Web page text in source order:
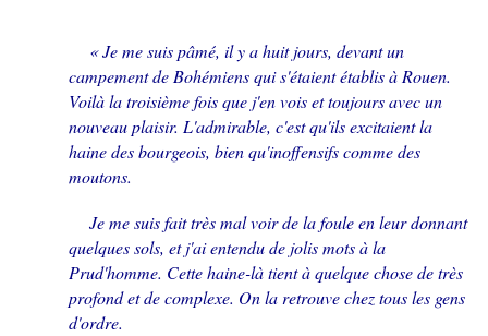
« Je me suis pâmé, il y a huit jours, devant un
campement de Bohémiens qui s'étaient établis à Rouen.
Voilà la troisième fois que j'en vois et toujours avec un
nouveau plaisir. L'admirable, c'est qu'ils excitaient la
haine des bourgeois, bien qu'inoffensifs comme des
moutons.
Je me suis fait très mal voir de la foule en leur donnant
quelques sols, et j'ai entendu de jolis mots à la
Prud'homme. Cette haine-là tient à quelque chose de très
profond et de complexe. On la retrouve chez tous les gens
d'ordre.